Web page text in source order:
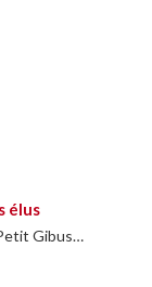
élus
Gibus…